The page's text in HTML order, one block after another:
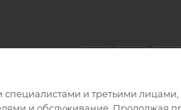
и третьими лицами,